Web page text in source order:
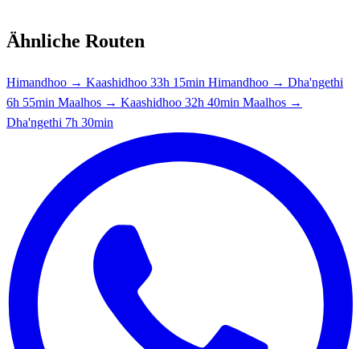
Ähnliche Routen
Himandhoo → Kaashidhoo 33h 15min Himandhoo → Dha'ngethi
6h 55min Maalhos → Kaashidhoo 32h 40min Maalhos →
Dha'ngethi 7h 30min